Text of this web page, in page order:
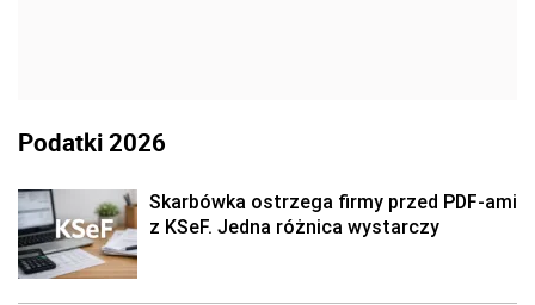
Podatki 2026
Skarbówka ostrzega firmy przed PDF-ami
z KSeF. Jedna różnica wystarczy